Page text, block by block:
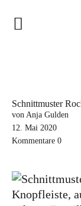
Schnittmuster
von Anja Gulden
12. Mai 2020
Kommentare 0